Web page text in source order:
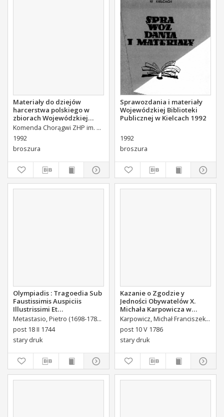
Materiały do dziejów
harcerstwa polskiego w
zbiorach Wojewódzkiej
Biblioteki Publicznej w
Kielcach
Komenda Chorągwi ZHP im. S. Żeromskiego
1992
broszura
Sprawozdania i materiały
Wojewódzkiej Biblioteki
Publicznej w Kielcach 1992
1992
broszura
Olympiadis : Tragoedia Sub
Faustissimis Auspiciis
Illustrissimi Et
Eccellentissimi Comitis De
Brühl Liberi Baronis de
Forste & de Pfoerthen [...]
Metastasio, Pietro (1698-1782) Portalupi, Antoni Maria (1713-1791) Tł.
post 18 II 1744
stary druk
Kazanie o Zgodzie y
Jedności Obywatelów X.
Michała Karpowicza w
Uroczystosc Imienin [...]
Stanisława Augusta Krola
Miane [...].
Karpowicz, Michał Franciszek (1744-1803)
post 10 V 1786
stary druk